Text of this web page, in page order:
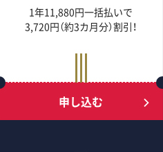
1年11,880円一括払いで
3,720円（約3カ月分）割引！
申し込む